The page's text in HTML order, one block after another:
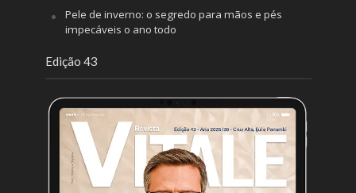
Pele de inverno: o segredo para mãos e pés
impecáveis o ano todo
Edição 43